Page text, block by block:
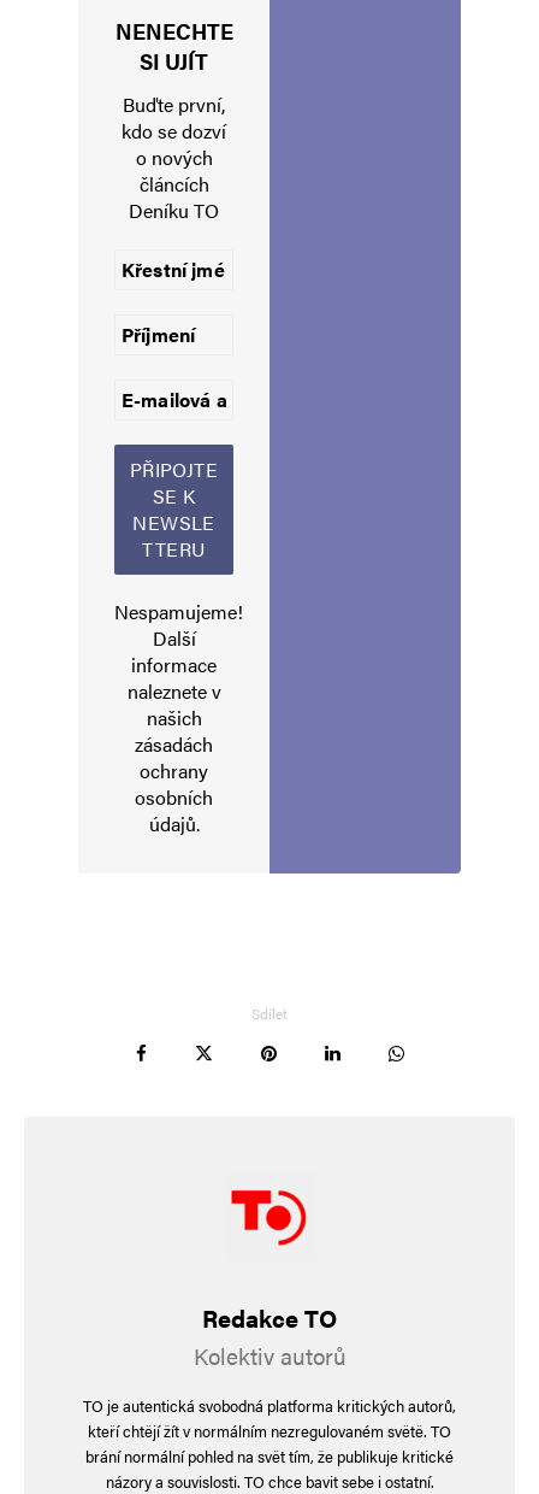
Uložit do prohlížeče jméno, e-mail a webovou stránku pro budoucí
Informujte mě o nových komentářích e-mailem.
Alternative:
NENECHTE
SI UJÍT
Buďte první,
kdo se dozví
o nových
článcích
Deníku TO
Nespamujeme!
Další
informace
naleznete v
našich
zásadách
ochrany
osobních
údajů.
Sdílet
Redakce TO
Kolektiv autorů
TO je autentická svobodná platforma kritických autorů,
kteří chtějí žít v normálním nezregulovaném světě. TO
brání normální pohled na svět tím, že publikuje kritické
názory a souvislosti. TO chce bavit sebe i ostatní.